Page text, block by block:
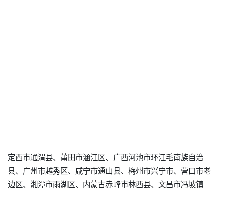
定西市通渭县、莆田市涵江区、广西河池市环江毛南族自治
县、广州市越秀区、咸宁市通山县、梅州市兴宁市、营口市老
边区、湘潭市雨湖区、内蒙古赤峰市林西县、文昌市冯坡镇